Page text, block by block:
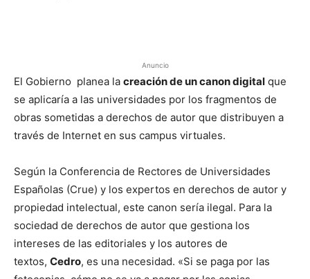
Anuncio
El Gobierno planea la creación de un canon digital que
se aplicaría a las universidades por los fragmentos de
obras sometidas a derechos de autor que distribuyen a
través de Internet en sus campus virtuales.
Según la Conferencia de Rectores de Universidades
Españolas (Crue) y los expertos en derechos de autor y
propiedad intelectual, este canon sería ilegal. Para la
sociedad de derechos de autor que gestiona los
intereses de las editoriales y los autores de
textos, Cedro, es una necesidad. «Si se paga por las